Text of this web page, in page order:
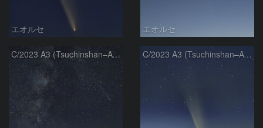
エオルセ エオルセ
C/2023 A3 (Tsuchinshan–ATLAS)と天の川 C/2023 A3 (Tsuchinshan–ATLAS)